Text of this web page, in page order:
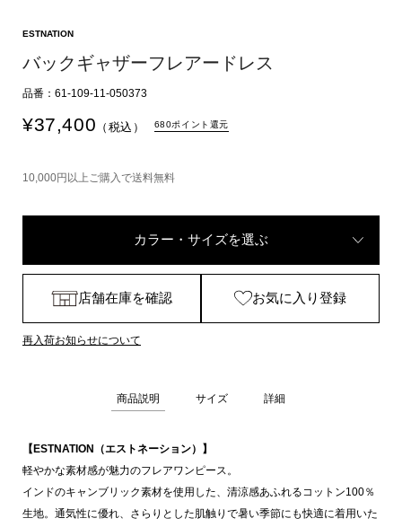
ESTNATION
バックギャザーフレアードレス
品番：61-109-11-050373
¥37,400 （税込） 680ポイント還元
10,000円以上ご購入で送料無料
カラー・サイズを選ぶ
店舗在庫を確認 お気に入り登録
再入荷お知らせについて
商品説明 サイズ 詳細
【ESTNATION（エストネーション）】
軽やかな素材感が魅力のフレアワンピース。
インドのキャンブリック素材を使用した、清涼感あふれるコットン100％
生地。通気性に優れ、さらりとした肌触りで暑い季節にも快適に着用いた